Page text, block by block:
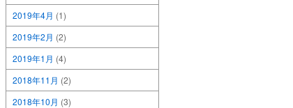
2019年4月 (1)
2019年2月 (2)
2019年1月 (4)
2018年11月 (2)
2018年10月 (3)